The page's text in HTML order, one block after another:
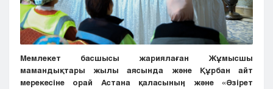
Шымкент
Мемлекет басшысы жариялаған Жұмысшы
мамандықтары жылы аясында және Құрбан айт
мерекесіне орай Астана қаласының және «Әзірет